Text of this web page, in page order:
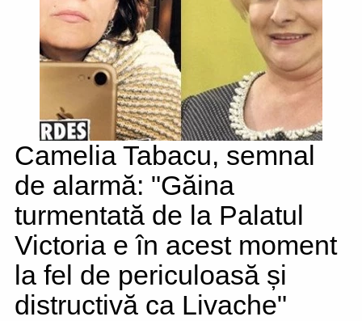
Camelia Tabacu, semnal
de alarmă: "Găina
turmentată de la Palatul
Victoria e în acest moment
la fel de periculoasă și
distructivă ca Livache"